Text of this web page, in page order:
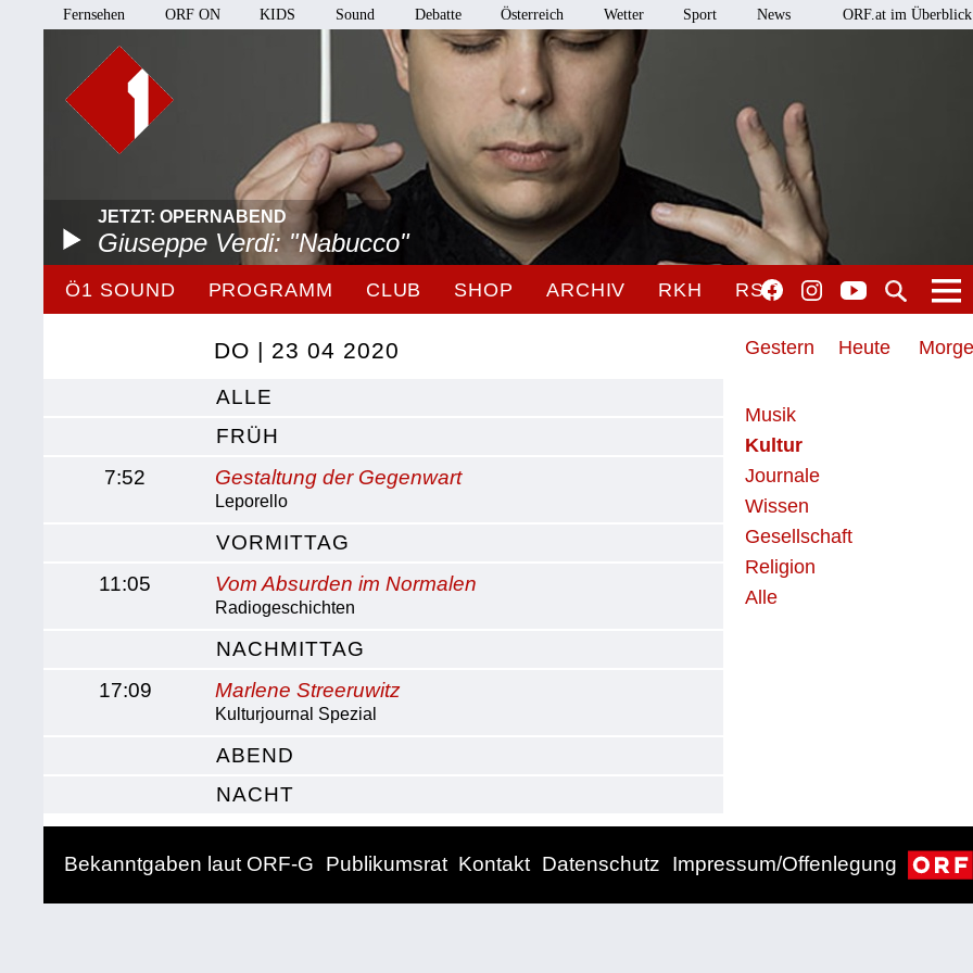
Fernsehen ORF ON KIDS Sound Debatte Österreich Wetter Sport News ORF.at im Überblick
JETZT: OPERNABEND
Giuseppe Verdi: "Nabucco"
Ö1 SOUND PROGRAMM CLUB SHOP ARCHIV RKH RSO
Gestern Heute
Musik
Kultur
Journale
Wissen
Gesellschaft
Religion
Alle
DO | 23 04 2020
ALLE
FRÜH
7:52
Gestaltung der Gegenwart
Leporello
VORMITTAG
11:05
Vom Absurden im Normalen
Radiogeschichten
NACHMITTAG
17:09
Marlene Streeruwitz
Kulturjournal Spezial
ABEND
NACHT
Bekanntgaben laut ORF-G Publikumsrat Kontakt Datenschutz Impressum/Offenlegung